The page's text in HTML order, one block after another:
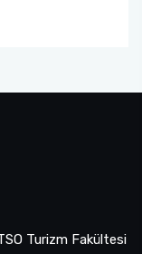
Turizm Fakültesi